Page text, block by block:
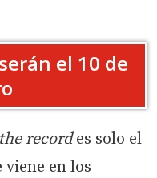
el 10 de
recordes solo el
en los